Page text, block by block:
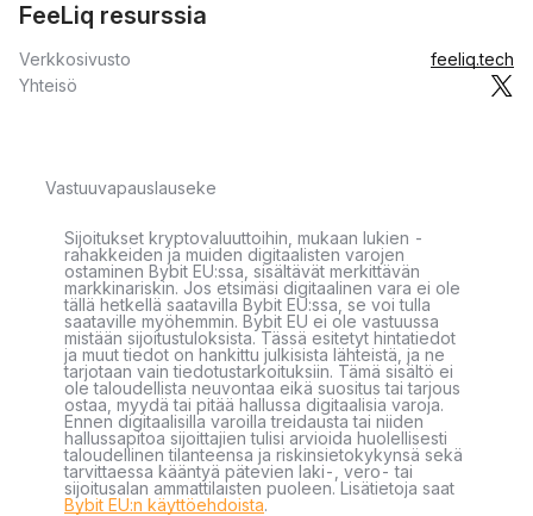
FeeLiq resurssia
Verkkosivusto
feeliq.tech
Yhteisö
Vastuuvapauslauseke
Sijoitukset kryptovaluuttoihin, mukaan lukien -
rahakkeiden ja muiden digitaalisten varojen
ostaminen Bybit EU:ssa, sisältävät merkittävän
markkinariskin. Jos etsimäsi digitaalinen vara ei ole
tällä hetkellä saatavilla Bybit EU:ssa, se voi tulla
saataville myöhemmin. Bybit EU ei ole vastuussa
mistään sijoitustuloksista. Tässä esitetyt hintatiedot
ja muut tiedot on hankittu julkisista lähteistä, ja ne
tarjotaan vain tiedotustarkoituksiin. Tämä sisältö ei
ole taloudellista neuvontaa eikä suositus tai tarjous
ostaa, myydä tai pitää hallussa digitaalisia varoja.
Ennen digitaalisilla varoilla treidausta tai niiden
hallussapitoa sijoittajien tulisi arvioida huolellisesti
taloudellinen tilanteensa ja riskinsietokykynsä sekä
tarvittaessa kääntyä pätevien laki-, vero- tai
sijoitusalan ammattilaisten puoleen. Lisätietoja saat
Bybit EU:n käyttöehdoista.